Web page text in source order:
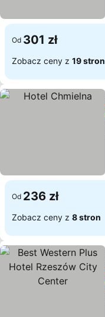
Od 301 zł
Zobacz ceny z 19 stron
Od 236 zł
Zobacz ceny z 8 stron